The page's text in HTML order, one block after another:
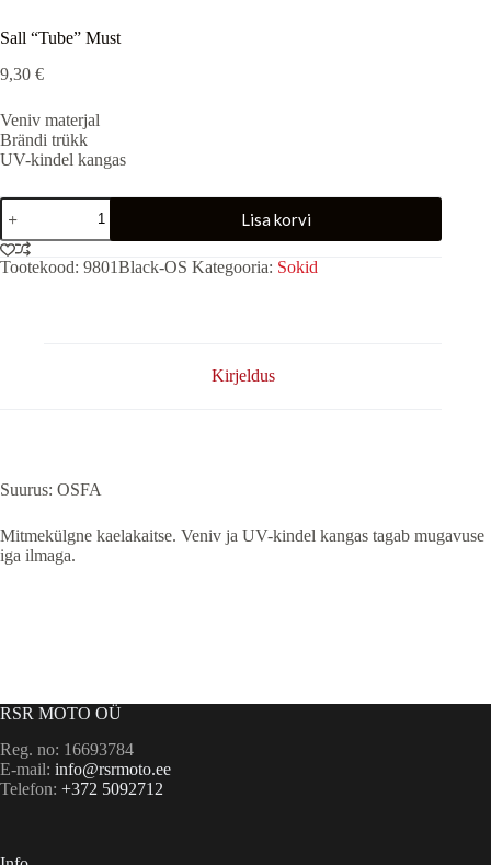
Sall “Tube” Must
9,30 €
Veniv materjal
Brändi trükk
UV-kindel kangas
Sall
"Tube"
Must
kogus
Lisa korvi
Tootekood: 9801Black-OS Kategooria: Sokid
Kirjeldus
Suurus: OSFA
Mitmekülgne kaelakaitse. Veniv ja UV-kindel kangas tagab mugavuse
iga ilmaga.
RSR MOTO OÜ
Reg. no: 16693784
E-mail: info@rsrmoto.ee
Telefon: +372 5092712